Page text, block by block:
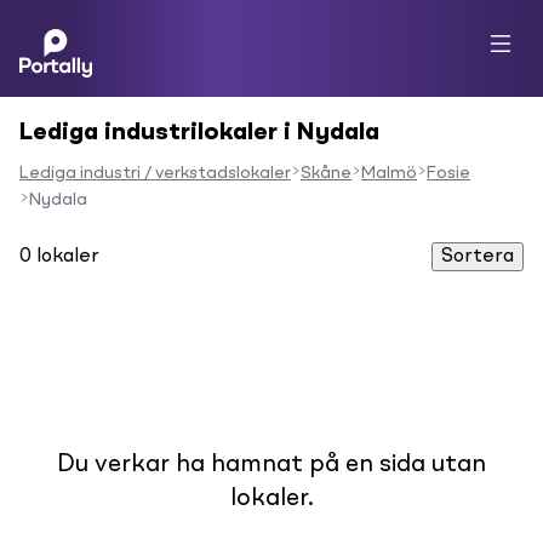
Lediga industrilokaler i Nydala
Lediga industri / verkstadslokaler Skåne Malmö
Fosie
Nydala
0 lokaler Sortera
Du verkar ha hamnat på en sida utan
lokaler.